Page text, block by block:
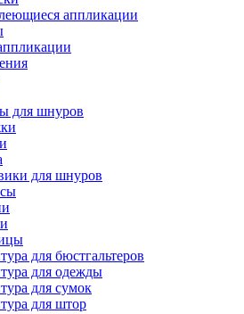
аппликации
для шнуров
для шнуров
для бюстгальтеров
для одежды
для сумок
для штор